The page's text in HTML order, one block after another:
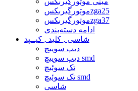
موتورگیربکسzga25
موتورگیربکسzga37
ادامه دسته‌بندی
شاسی , کلید , کیــپد
دیپ سوییچ
دیپ سوییچ smd
تک سوئیچ
تک سوئیچ smd
شاسی